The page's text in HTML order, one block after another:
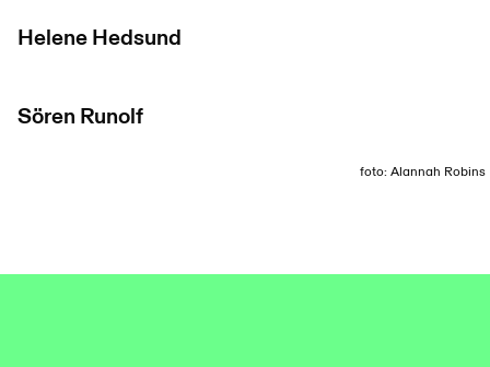
Helene Hedsund
Sören Runolf
foto: Alannah Robins